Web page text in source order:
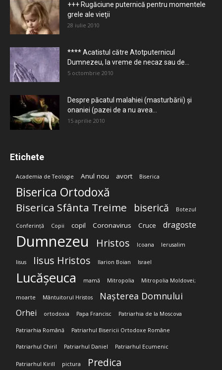
+++ Rugăciune puternică pentru momentele
grele ale vieţii
28 iulie 2010
**** Acatistul către Atotputernicul
Dumnezeu, la vreme de necaz sau de...
5 octombrie 2010
Despre păcatul malahiei (masturbării) şi
onaniei (pazei de a nu avea...
15 aprilie 2010
Etichete
Academia de Teologie Anul nou avort Biserica
Biserica Ortodoxă
Biserica Sfânta Treime biserică Botezul
Conferință Copii copil Coronavirus Cruce dragoste
Dumnezeu Hristos Icoana Ierusalim
Iisus Iisus Hristos Ilarion Boian Israel
Lucășeuca mamă Mitropolia Mitropolia Moldovei;
moarte Mântuitorul Hristos Nașterea Domnului
Orhei ortodoxia Papa Francisc Patriarhia de la Moscova
Patriarhia Română Patriarhul Bisericii Ortodoxe Române
Patriarhul Chiril Patriarhul Daniel Patriarhul Ecumenic
Patriarhul Kirill pictura Predica